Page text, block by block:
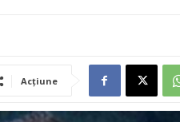
Acțiune